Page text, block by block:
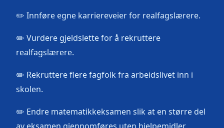
✏️ Innføre egne karriereveier for realfagslærere.
✏️ Vurdere gjeldslette for å rekruttere
realfagslærere.
✏️ Rekruttere flere fagfolk fra arbeidslivet inn i
skolen.
✏️ Endre matematikkeksamen slik at en større del